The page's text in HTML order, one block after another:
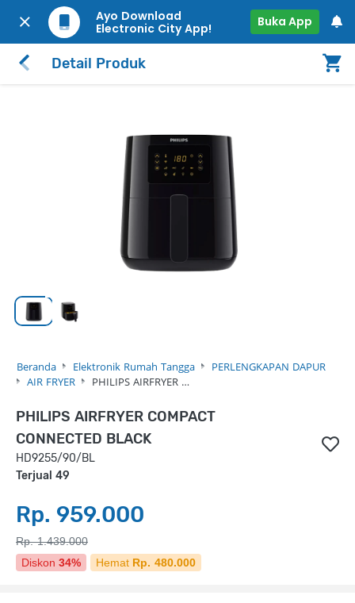
Ayo Download
Electronic City App!
Buka App
Detail Produk
Beranda Elektronik Rumah Tangga
PERLENGKAPAN DAPUR
AIR FRYER
PHILIPS AIRFRYER …
PHILIPS AIRFRYER COMPACT
CONNECTED BLACK
HD9255/90/BL
Terjual 49
Rp. 959.000
Rp. 1.439.000
Diskon 34% Hemat Rp. 480.000